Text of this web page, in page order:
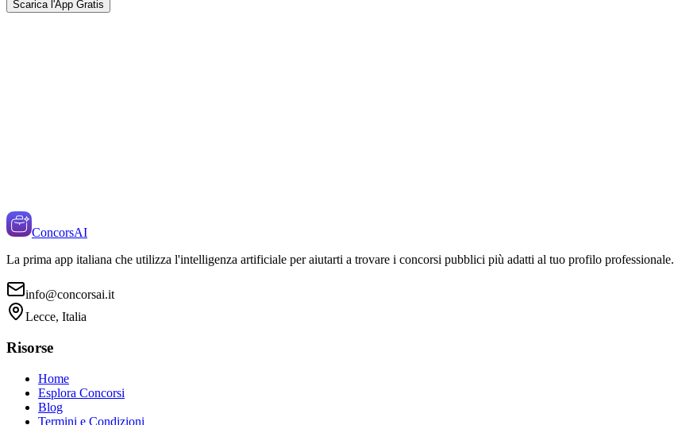
Scarica l'App Gratis
ConcorsAI
La prima app italiana che utilizza l'intelligenza artificiale per aiutarti a trovare i concorsi pubblici più adatti al tuo profilo professionale.
info@concorsai.it
Lecce, Italia
Risorse
Home
Esplora Concorsi
Blog
Termini e Condizioni